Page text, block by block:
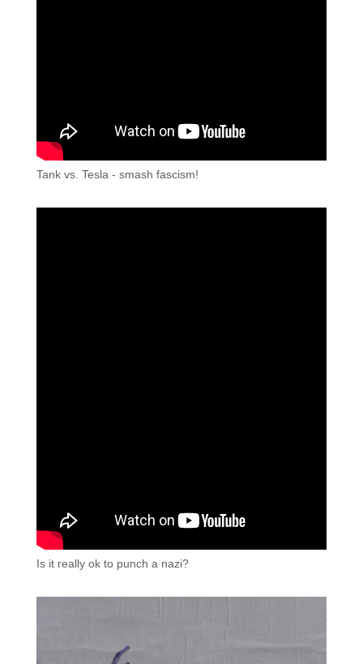
Tank vs. Tesla - smash fascism!
Is it really ok to punch a nazi?